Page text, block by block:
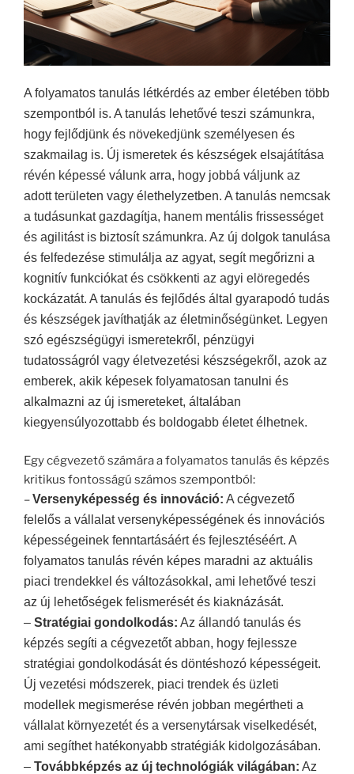
A folyamatos tanulás létkérdés az ember életében több
szempontból is. A tanulás lehetővé teszi számunkra,
hogy fejlődjünk és növekedjünk személyesen és
szakmailag is. Új ismeretek és készségek elsajátítása
révén képessé válunk arra, hogy jobbá váljunk az
adott területen vagy élethelyzetben. A tanulás nemcsak
a tudásunkat gazdagítja, hanem mentális frissességet
és agilitást is biztosít számunkra. Az új dolgok tanulása
és felfedezése stimulálja az agyat, segít megőrizni a
kognitív funkciókat és csökkenti az agyi elöregedés
kockázatát. A tanulás és fejlődés által gyarapodó tudás
és készségek javíthatják az életminőségünket. Legyen
szó egészségügyi ismeretekről, pénzügyi
tudatosságról vagy életvezetési készségekről, azok az
emberek, akik képesek folyamatosan tanulni és
alkalmazni az új ismereteket, általában
kiegyensúlyozottabb és boldogabb életet élhetnek.
Egy cégvezető számára a folyamatos tanulás és képzés
kritikus fontosságú számos szempontból:
–Versenyképesség és innováció: A cégvezető
felelős a vállalat versenyképességének és innovációs
képességeinek fenntartásáért és fejlesztéséért. A
folyamatos tanulás révén képes maradni az aktuális
piaci trendekkel és változásokkal, ami lehetővé teszi
az új lehetőségek felismerését és kiaknázását.
– Stratégiai gondolkodás: Az állandó tanulás és
képzés segíti a cégvezetőt abban, hogy fejlessze
stratégiai gondolkodását és döntéshozó képességeit.
Új vezetési módszerek, piaci trendek és üzleti
modellek megismerése révén jobban megértheti a
vállalat környezetét és a versenytársak viselkedését,
ami segíthet hatékonyabb stratégiák kidolgozásában.
– Továbbképzés az új technológiák világában: Az